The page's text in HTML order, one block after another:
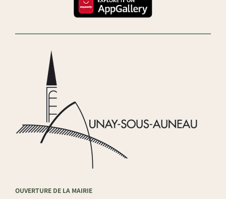
OUVERTURE DE LA MAIRIE